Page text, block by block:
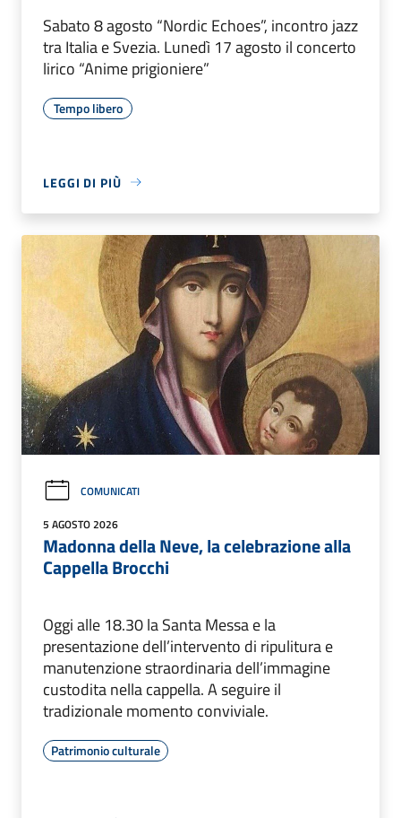
Sabato 8 agosto “Nordic Echoes”, incontro jazz
tra Italia e Svezia. Lunedì 17 agosto il concerto
lirico “Anime prigioniere”
Tempo libero
LEGGI DI PIÙ
COMUNICATI
5 AGOSTO 2026
Madonna della Neve, la celebrazione alla
Cappella Brocchi
Oggi alle 18.30 la Santa Messa e la
presentazione dell’intervento di ripulitura e
manutenzione straordinaria dell’immagine
custodita nella cappella. A seguire il
tradizionale momento conviviale.
Patrimonio culturale